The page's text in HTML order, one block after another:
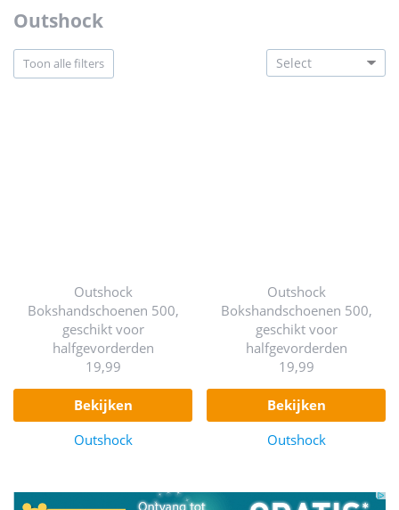
outshock
toon alle filters
Outshock
Bokshandschoenen 500,
geschikt voor
halfgevorderden
19,99
bekijken
Outshock
Outshock
Bokshandschoenen 500,
geschikt voor
halfgevorderden
19,99
bekijken
Outshock